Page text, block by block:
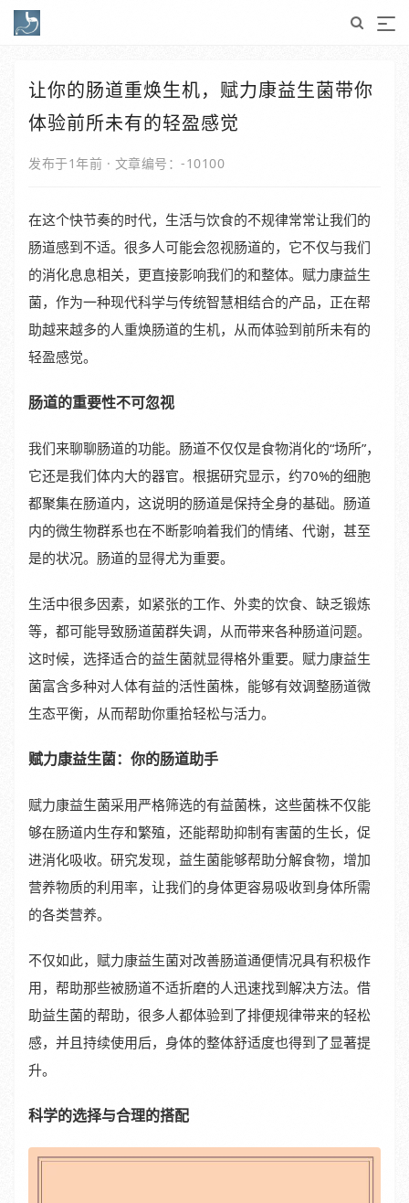
让你的肠道重焕生机，赋力康益生菌带你
体验前所未有的轻盈感觉
发布于1年前 · 文章编号：-10100
在这个快节奏的时代，生活与饮食的不规律常常让我们的
肠道感到不适。很多人可能会忽视肠道的，它不仅与我们
的消化息息相关，更直接影响我们的和整体。赋力康益生
菌，作为一种现代科学与传统智慧相结合的产品，正在帮
助越来越多的人重焕肠道的生机，从而体验到前所未有的
轻盈感觉。
肠道的重要性不可忽视
我们来聊聊肠道的功能。肠道不仅仅是食物消化的“场所”，
它还是我们体内大的器官。根据研究显示，约70%的细胞
都聚集在肠道内，这说明的肠道是保持全身的基础。肠道
内的微生物群系也在不断影响着我们的情绪、代谢，甚至
是的状况。肠道的显得尤为重要。
生活中很多因素，如紧张的工作、外卖的饮食、缺乏锻炼
等，都可能导致肠道菌群失调，从而带来各种肠道问题。
这时候，选择适合的益生菌就显得格外重要。赋力康益生
菌富含多种对人体有益的活性菌株，能够有效调整肠道微
生态平衡，从而帮助你重拾轻松与活力。
赋力康益生菌：你的肠道助手
赋力康益生菌采用严格筛选的有益菌株，这些菌株不仅能
够在肠道内生存和繁殖，还能帮助抑制有害菌的生长，促
进消化吸收。研究发现，益生菌能够帮助分解食物，增加
营养物质的利用率，让我们的身体更容易吸收到身体所需
的各类营养。
不仅如此，赋力康益生菌对改善肠道通便情况具有积极作
用，帮助那些被肠道不适折磨的人迅速找到解决方法。借
助益生菌的帮助，很多人都体验到了排便规律带来的轻松
感，并且持续使用后，身体的整体舒适度也得到了显著提
升。
科学的选择与合理的搭配